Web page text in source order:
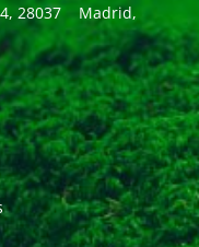
4, 28037 Madrid,